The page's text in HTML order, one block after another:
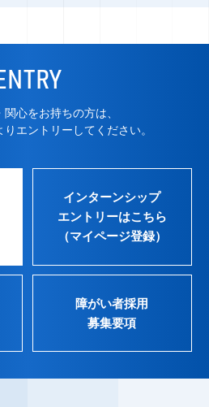
心をお持ちの方は、
エントリーしてください。
インターンシップ
エントリーはこちら
（マイページ登録）
障がい者採用
募集要項